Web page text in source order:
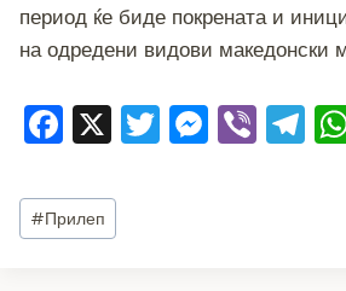
период ќе биде покрената и
на одредени видови македонски
F
c
e
X T M Vi T
Post
Tags:
#Прилеп